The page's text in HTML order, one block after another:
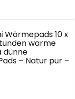
Wärmepads 10 x
warme
dünne
– Natur pur –